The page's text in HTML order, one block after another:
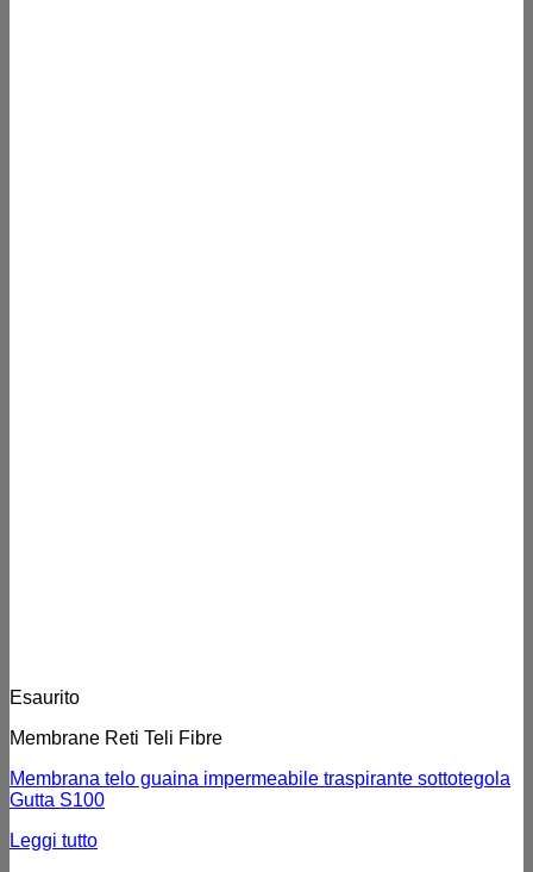
Esaurito
Membrane Reti Teli Fibre
Membrana telo guaina impermeabile traspirante sottotegola
Gutta S100
Leggi tutto